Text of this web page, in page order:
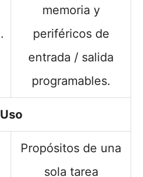
memoria y
periféricos de
entrada / salida
programables.
Uso
Propósitos de una
sola tarea